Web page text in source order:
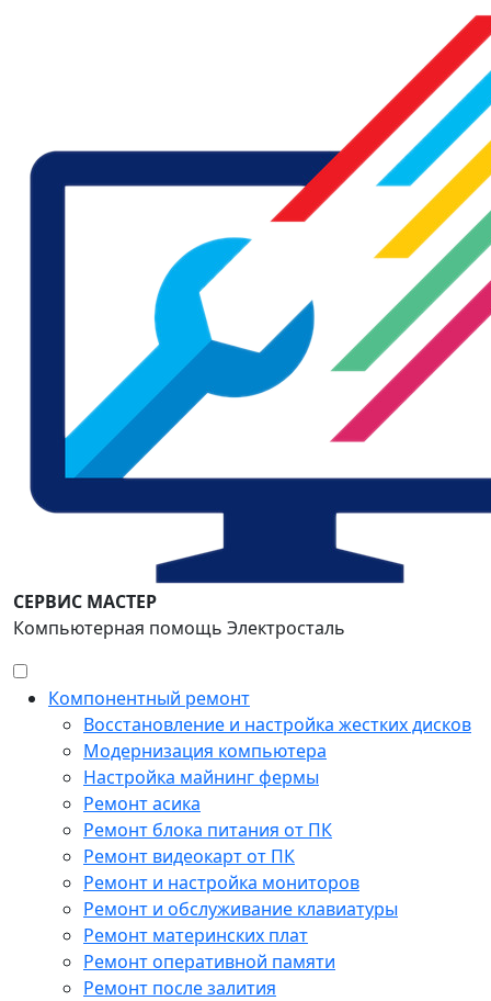
СЕРВИС МАСТЕР
Компьютерная помощь Электросталь
Компонентный ремонт
Восстановление и настройка жестких дисков
Модернизация компьютера
Настройка майнинг фермы
Ремонт асика
Ремонт блока питания от ПК
Ремонт видеокарт от ПК
Ремонт и настройка мониторов
Ремонт и обслуживание клавиатуры
Ремонт материнских плат
Ремонт оперативной памяти
Ремонт после залития